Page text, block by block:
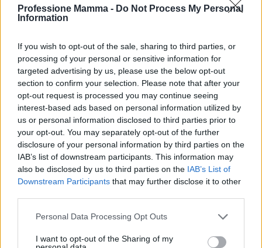
Professione Mamma - Do Not Process My Personal
Information
If you wish to opt-out of the sale, sharing to third parties, or
processing of your personal or sensitive information for
targeted advertising by us, please use the below opt-out
section to confirm your selection. Please note that after your
opt-out request is processed you may continue seeing
interest-based ads based on personal information utilized by
us or personal information disclosed to third parties prior to
your opt-out. You may separately opt-out of the further
disclosure of your personal information by third parties on the
IAB’s list of downstream participants. This information may
also be disclosed by us to third parties on the IAB’s List of
Downstream Participants that may further disclose it to other
Please note that this website/app uses one or more Google
not limited to your visit or usage behaviour. You may click to
Personal Data Processing Opt Outs
I want to opt-out of the Sharing of my
BeHome, ideali per accompagnare i bambini in tutte
le fasi della loro crescita.3
Decorazioni e accessori
In questo articolo, si esplorerà come selezionare
mobili adatti che combinano creativitàe
sicurezza, con alcune proposte dalla collezione
BeHome, ideali per accompagnare i bambini in tutte
le fasi della loro crescita.4
In questo articolo, si esplorerà come selezionare
mobili adatti che combinano creativitàe
sicurezza, con alcune proposte dalla collezione
BeHome, ideali per accompagnare i bambini in tutte